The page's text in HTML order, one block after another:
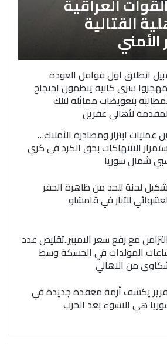
القتالية
الأمني
انطلاق اول قوافل العودة
سري كانية ينظمون احتجاج
بتعويضات مماثلة لتلك
لأهالي عفرين
عمليات ابتزاز ومصادرة الأملاك…
الانتهاكات بحق الكرد في كري
شمال سوريا
لجنة للحد من ظاهرة الحفر
للآبار في قامشلو
مع رفع سعر الامبير..تقليص عدد
المولدات في الحسكة وسط
من الاهالي
يكشف أزمة معقدة جديدة في
هي الاسوء بعد الحرب